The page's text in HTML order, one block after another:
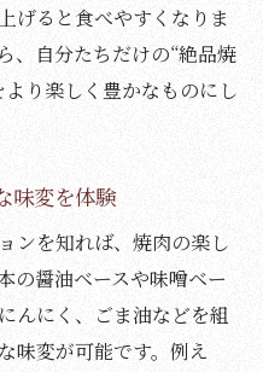
げると食べやすくなりま
、自分たちだけの“絶品焼
り楽しく豊かなものにし
味変を体験
ンを知れば、焼肉の楽し
の醤油ベースや味噌ベー
んにく、ごま油などを組
味変が可能です。例え